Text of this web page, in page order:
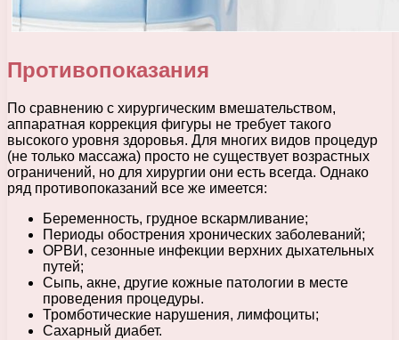
Противопоказания
По сравнению с хирургическим вмешательством,
аппаратная коррекция фигуры не требует такого
высокого уровня здоровья. Для многих видов процедур
(не только массажа) просто не существует возрастных
ограничений, но для хирургии они есть всегда. Однако
ряд противопоказаний все же имеется:
Беременность, грудное вскармливание;
Периоды обострения хронических заболеваний;
ОРВИ, сезонные инфекции верхних дыхательных
путей;
Сыпь, акне, другие кожные патологии в месте
проведения процедуры.
Тромботические нарушения, лимфоциты;
Сахарный диабет.